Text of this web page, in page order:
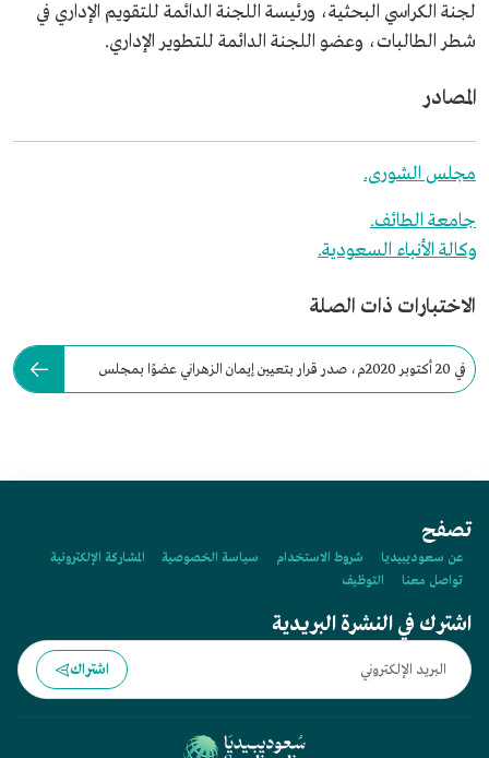
لجنة الكراسي البحثية، ورئيسة اللجنة الدائمة للتقويم الإداري في
شطر الطالبات، وعضو اللجنة الدائمة للتطوير الإداري.
المصادر
مجلس الشورى.
جامعة الطائف.
وكالة الأنباء السعودية.
الاختبارات ذات الصلة
في 20 أكتوبر 2020م، صدر قرار بتعيين إيمان الزهراني عضوًا بمجلس
تصفح
عن سعوديبيديا شروط الاستخدام سياسة الخصوصية
المشاركة الإلكترونية
تواصل معنا
التوظيف
اشترك في النشرة البريدية
اشتراك